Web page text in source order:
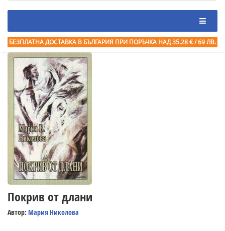
БЕЗПЛАТНА ДОСТАВКА В БЪЛГАРИЯ ПРИ ПОРЪЧКА НАД 35.28 € / 69 ЛВ.
Покрив от длани
Автор: Мария Николова